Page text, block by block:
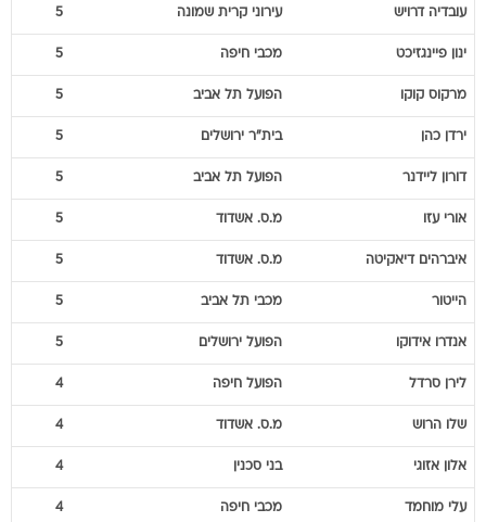
עובדיה דרויש עירוני קרית שמונה 5
ינון פיינגזיכט מכבי חיפה 5
מרקוס קוקו הפועל תל אביב 5
ירדן כהן בית"ר ירושלים 5
דורון ליידנר הפועל תל אביב 5
אורי עזו מ.ס. אשדוד 5
איברהים דיאקיטה מ.ס. אשדוד 5
הייטור מכבי תל אביב 5
אנדרו אידוקו הפועל ירושלים 5
לירן סרדל הפועל חיפה 4
שלו הרוש מ.ס. אשדוד 4
אלון אזוגי בני סכנין 4
עלי מוחמד מכבי חיפה 4